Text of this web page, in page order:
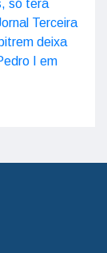
só terá
Terceira
deixa
I em